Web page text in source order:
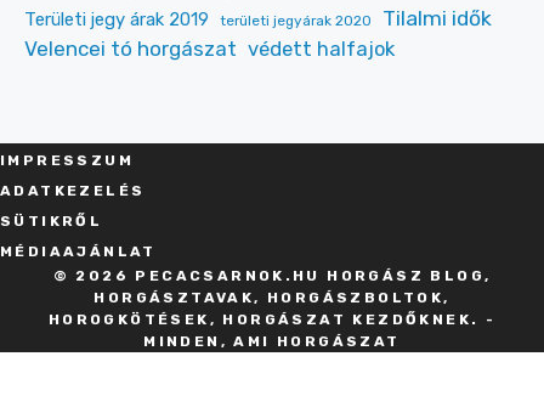
Területi jegy árak 2019 területi jegyárak 2020
Tilalmi idők
Velencei tó horgászat védett halfajok
IMPRESSZU M
ADATKEZELÉS
SÜT IKRŐL
MÉDIAAJÁNLAT
© 2026 PECACSARNOK.HU HORGÁSZ BLOG,
HORGÁSZTAVAK, HORGÁSZBOLTOK,
HOROGKÖTÉSEK, HORGÁSZAT KEZDŐKNEK. -
MINDEN, AMI HORGÁSZAT